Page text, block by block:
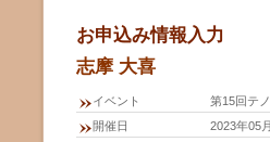
お申込み情報入力
志摩 大喜
イベント
第15回テ
開催日
2023年05